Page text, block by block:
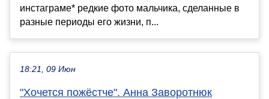
инстаграме* редкие фото мальчика, сделанные в
разные периоды его жизни, п...
18:21, 09 Июн
"Хочется пожёстче". Анна Заворотнюк